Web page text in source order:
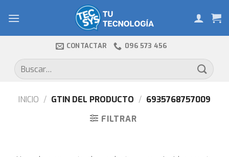
CONTACTAR 096 573 456
Buscar
por:
INICIO / GTIN DEL PRODUCTO / 6935768757009
FILTRAR